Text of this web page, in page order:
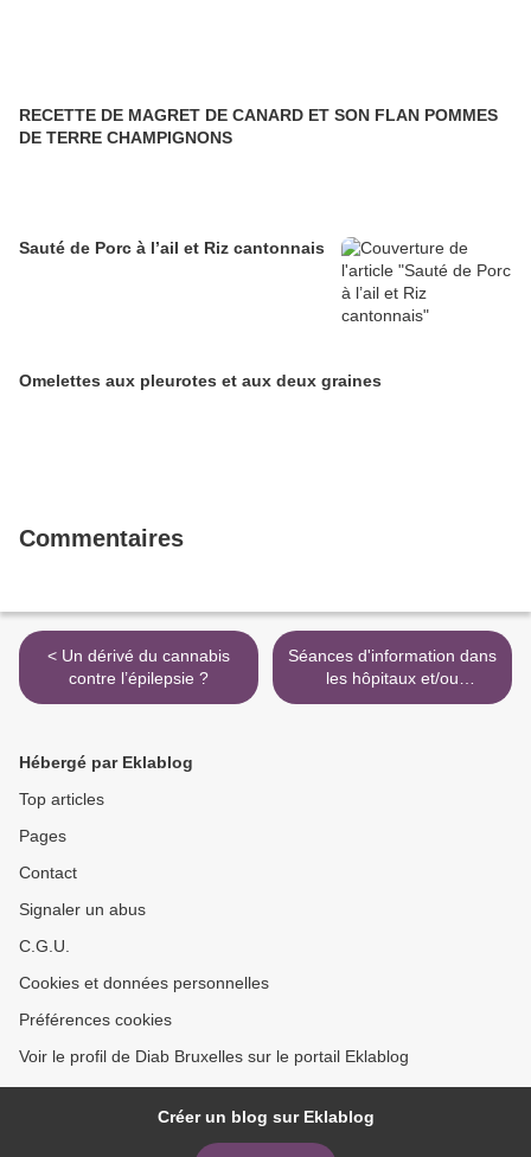
RECETTE DE MAGRET DE CANARD ET SON FLAN POMMES
DE TERRE CHAMPIGNONS
Sauté de Porc à l’ail et Riz cantonnais
Omelettes aux pleurotes et aux deux graines
Commentaires
< Un dérivé du cannabis
contre l’épilepsie ?
Séances d'information dans
les hôpitaux et/ou
communes >
Hébergé par Eklablog
Top articles
Pages
Contact
Signaler un abus
C.G.U.
Cookies et données personnelles
Préférences cookies
Voir le profil de Diab Bruxelles sur le portail Eklablog
Créer un blog sur Eklablog